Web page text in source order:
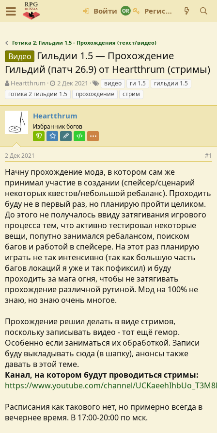
Войти Регистрация
Готика 2: Гильдии 1.5 - Прохождения (текст/видео)
Видео
Гильдии 1.5 — Прохождение
Гильдий (патч 26.9) от Heartthrum (стримы)
А
в
т
о
т
е
м
ы
Heartthrum
Д
а
т
а
с
о
з
д
н
и
я
2 Дек 2021
Т
е
г
и
видео ги 1.5
гильдии 1.5
готика 2 гильдии 1.5
прохождение стрим
Heartthrum
Избранник богов
Команда форума
Модератор раздела
Редактор раздела
Тестировщик
2 Дек 2021 #1
Начну прохождение мода, в котором сам же
принимал участие в создании (спейсер/сценарий
некоторых квестов/небольшой ребаланс). Проходить
буду не в первый раз, но планирую пройти целиком.
До этого не получалось ввиду затягивания игрового
процесса тем, что активно тестировал некоторые
вещи, попутно занимался ребалансом, поиском
багов и работой в спейсере. На этот раз планирую
играть не так интенсивно (так как большую часть
багов локаций я уже и так пофиксил) и буду
проходить за мага огня, чтобы не затягивать
прохождение различной рутиной. Мод на 100% не
знаю, но знаю очень многое.
Прохождение решил делать в виде стримов,
поскольку записывать видео - тот ещё гемор.
Особенно если заниматься их обработкой. Записи
буду выкладывать сюда (в шапку), анонсы также
давать в этой теме.
Канал, на котором будут проводиться стримы:
https://www.youtube.com/channel/
Расписания как такового нет, но примерно всегда в
вечернее время. В 17:00-20:00 по мск.